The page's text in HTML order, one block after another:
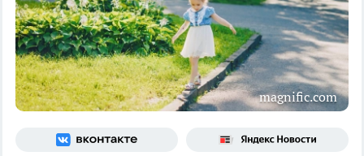
magnific.com